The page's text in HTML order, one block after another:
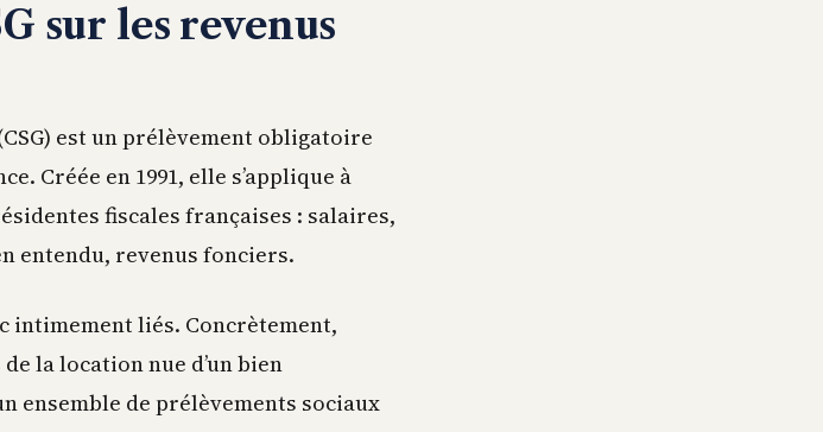
sur les revenus
est un prélèvement obligatoire
Créée en 1991, elle s’applique à
fiscales françaises : salaires,
entendu, revenus fonciers.
intimement liés. Concrètement,
la location nue d’un bien
ensemble de prélèvements sociaux